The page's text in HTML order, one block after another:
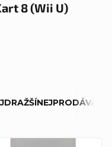
8 (Wii U)